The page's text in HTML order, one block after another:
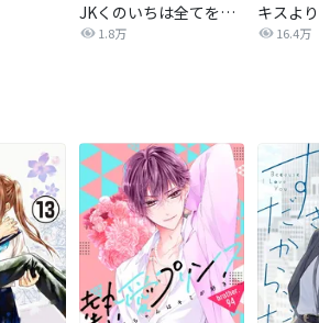
JKくのいちは全てを捧げたい
1.8万
キスよ
16.4万